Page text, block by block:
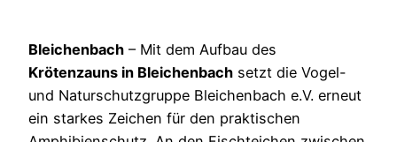
Bleichenbach – Mit dem Aufbau des
Krötenzauns in Bleichenbach setzt die Vogel-
und Naturschutzgruppe Bleichenbach e.V. erneut
ein starkes Zeichen für den praktischen